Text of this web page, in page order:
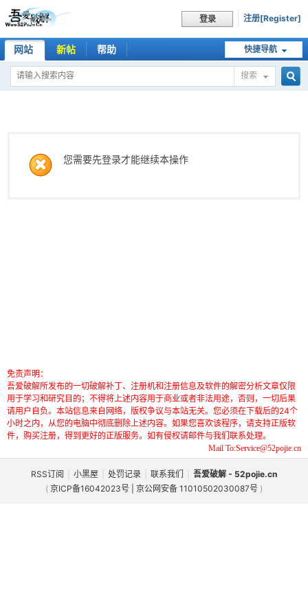
登录 注册[Register]
快捷导航
网站 新帖 帮助
搜索
您需要先登录才能继续本操作
免责声明：
吾爱破解所发布的一切破解补丁、注册机和注册信息及软件的解密分析文章仅限
用于学习和研究目的；不得将上述内容用于商业或者非法用途，否则，一切后果
请用户自负。本站信息来自网络，版权争议与本站无关。您必须在下载后的24个
小时之内，从您的电脑中彻底删除上述内容。如果您喜欢该程序，请支持正版软
件，购买注册，得到更好的正版服务。如有侵权请邮件与我们联系处理。
Mail To:Service@52pojie.cn
RSS订阅 小黑屋 处罚记录 联系我们
吾爱破解 - 52pojie.cn
( 京ICP备16042023号 | 京公网安备 11010502030087号 )